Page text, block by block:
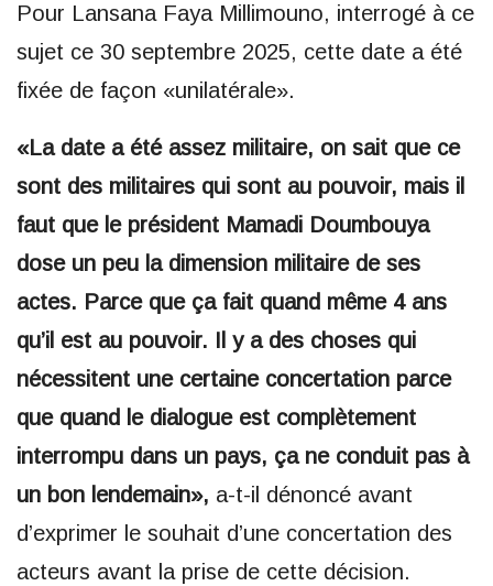
Pour Lansana Faya Millimouno, interrogé à ce
sujet ce 30 septembre 2025, cette date a été
fixée de façon «unilatérale».
«La date a été assez militaire, on sait que ce
sont des militaires qui sont au pouvoir, mais il
faut que le président Mamadi Doumbouya
dose un peu la dimension militaire de ses
actes. Parce que ça fait quand même 4 ans
qu’il est au pouvoir. Il y a des choses qui
nécessitent une certaine concertation parce
que quand le dialogue est complètement
interrompu dans un pays, ça ne conduit pas à
un bon lendemain», a-t-il dénoncé avant
d’exprimer le souhait d’une concertation des
acteurs avant la prise de cette décision.